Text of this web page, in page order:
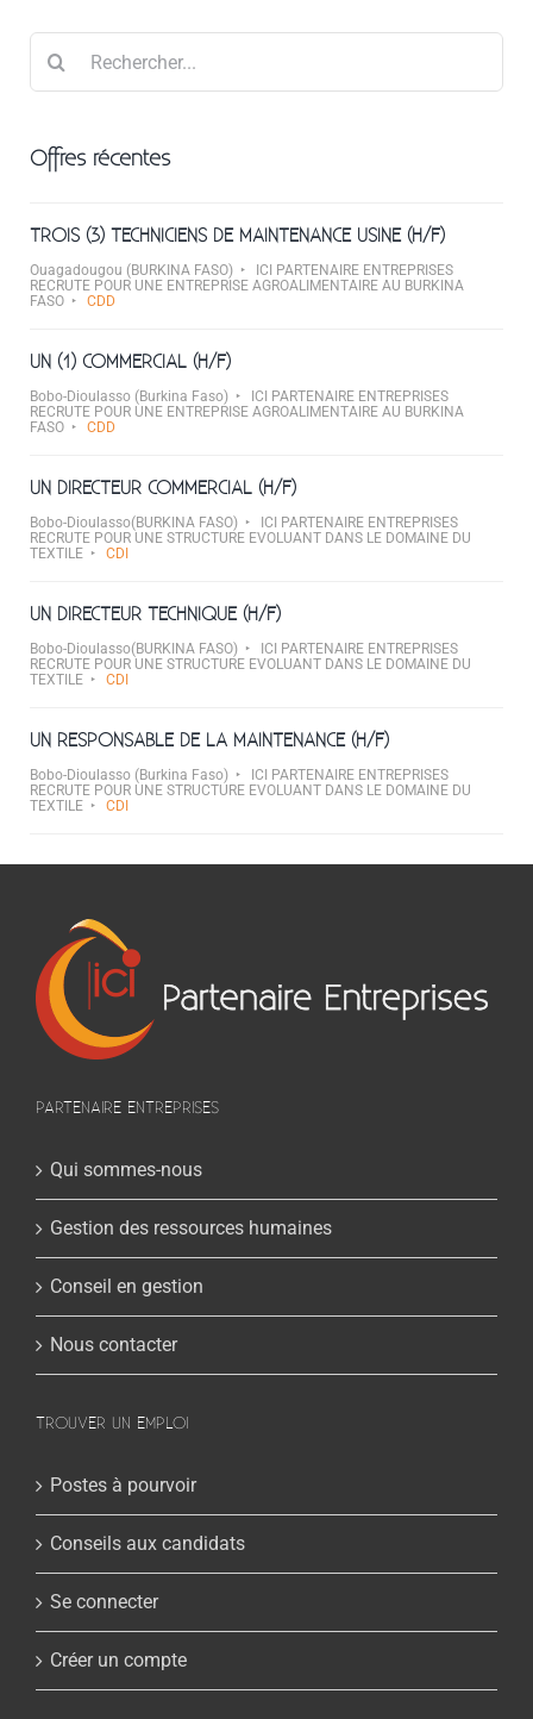
Offres récentes
TROIS (3) TECHNICIENS DE MAINTENANCE USINE (H/F)
Ouagadougou (BURKINA FASO)
ICI PARTENAIRE ENTREPRISES
RECRUTE POUR UNE ENTREPRISE AGROALIMENTAIRE AU BURKINA
FASO
CDD
UN (1) COMMERCIAL (H/F)
Bobo-Dioulasso (Burkina Faso)
ICI PARTENAIRE ENTREPRISES
RECRUTE POUR UNE ENTREPRISE AGROALIMENTAIRE AU BURKINA
FASO
CDD
UN DIRECTEUR COMMERCIAL (H/F)
Bobo-Dioulasso(BURKINA FASO)
ICI PARTENAIRE ENTREPRISES
RECRUTE POUR UNE STRUCTURE EVOLUANT DANS LE DOMAINE DU
TEXTILE
CDI
UN DIRECTEUR TECHNIQUE (H/F)
Bobo-Dioulasso(BURKINA FASO)
ICI PARTENAIRE ENTREPRISES
RECRUTE POUR UNE STRUCTURE EVOLUANT DANS LE DOMAINE DU
TEXTILE
CDI
UN RESPONSABLE DE LA MAINTENANCE (H/F)
Bobo-Dioulasso (Burkina Faso)
ICI PARTENAIRE ENTREPRISES
RECRUTE POUR UNE STRUCTURE EVOLUANT DANS LE DOMAINE DU
TEXTILE
CDI
PARTENAIRE ENTREPRISES
Qui sommes-nous
Gestion des ressources humaines
Conseil en gestion
Nous contacter
TROUVER UN EMPLOI
Postes à pourvoir
Conseils aux candidats
Se connecter
Créer un compte